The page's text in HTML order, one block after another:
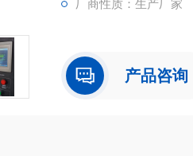
厂商性质：生产厂家
产品咨询